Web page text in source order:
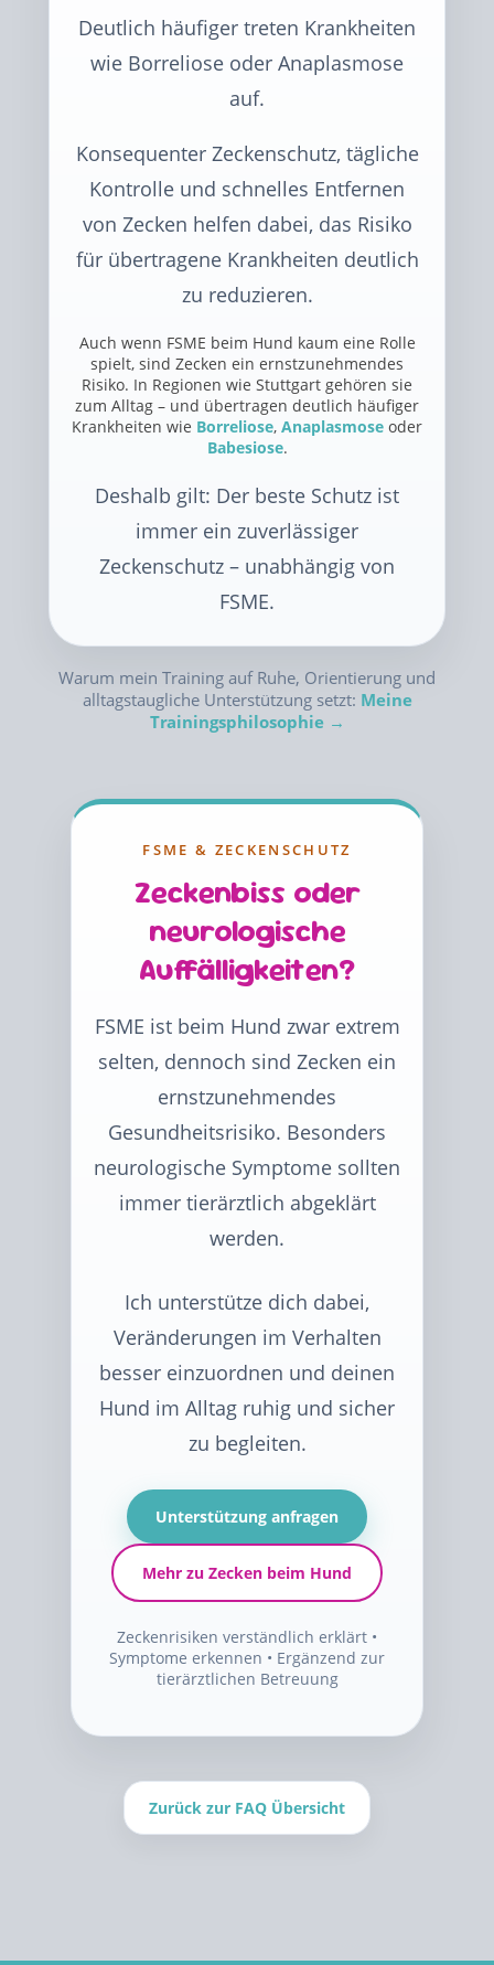
Deutlich häufiger treten Krankheiten
wie Borreliose oder Anaplasmose
auf.
Konsequenter Zeckenschutz, tägliche
Kontrolle und schnelles Entfernen
von Zecken helfen dabei, das Risiko
für übertragene Krankheiten deutlich
zu reduzieren.
Auch wenn FSME beim Hund kaum eine Rolle
spielt, sind Zecken ein ernstzunehmendes
Risiko. In Regionen wie Stuttgart gehören sie
zum Alltag – und übertragen deutlich häufiger
Krankheiten wie Borreliose, Anaplasmose oder
Babesiose.
Deshalb gilt: Der beste Schutz ist
immer ein zuverlässiger
Zeckenschutz – unabhängig von
FSME.
Warum mein Training auf Ruhe, Orientierung und
alltagstaugliche Unterstützung setzt: Meine
Trainingsphilosophie →
FSME & ZECKENSCHUTZ
Zeckenbiss oder
neurologische
Auffälligkeiten?
FSME ist beim Hund zwar extrem
selten, dennoch sind Zecken ein
ernstzunehmendes
Gesundheitsrisiko. Besonders
neurologische Symptome sollten
immer tierärztlich abgeklärt
werden.
Ich unterstütze dich dabei,
Veränderungen im Verhalten
besser einzuordnen und deinen
Hund im Alltag ruhig und sicher
zu begleiten.
Unterstützung anfragen
Mehr zu Zecken beim Hund
Zeckenrisiken verständlich erklärt •
Symptome erkennen • Ergänzend zur
tierärztlichen Betreuung
Zurück zur FAQ Übersicht